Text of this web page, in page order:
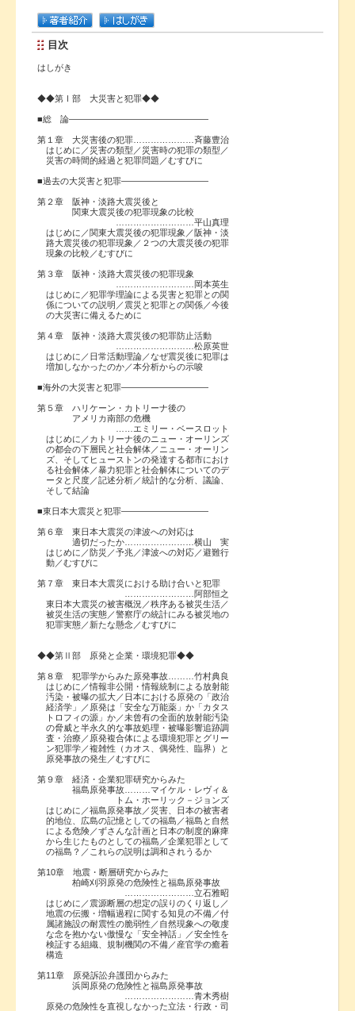
目次
はしがき
◆◆第Ⅰ部 大災害と犯罪◆◆
■総 論――――――――――――――――
第１章 大災害後の犯罪…………………斉藤豊治
はじめに／災害の類型／災害時の犯罪の類型／
災害の時間的経過と犯罪問題／むすびに
■過去の大災害と犯罪――――――――――
第２章 阪神・淡路大震災後と
関東大震災後の犯罪現象の比較
………………………平山真理
はじめに／関東大震災後の犯罪現象／阪神・淡
路大震災後の犯罪現象／２つの大震災後の犯罪
現象の比較／むすびに
第３章 阪神・淡路大震災後の犯罪現象
………………………岡本英生
はじめに／犯罪学理論による災害と犯罪との関
係についての説明／震災と犯罪との関係／今後
の大災害に備えるために
第４章 阪神・淡路大震災後の犯罪防止活動
………………………松原英世
はじめに／日常活動理論／なぜ震災後に犯罪は
増加しなかったのか／本分析からの示唆
■海外の大災害と犯罪――――――――――
第５章 ハリケーン・カトリーナ後の
アメリカ南部の危機
……エミリー・ベースロット
はじめに／カトリーナ後のニュー・オーリンズ
の都会の下層民と社会解体／ニュー・オーリン
ズ、そしてヒューストンの発達する都市におけ
る社会解体／暴力犯罪と社会解体についてのデ
ータと尺度／記述分析／統計的な分析、議論、
そして結論
■東日本大震災と犯罪――――――――――
第６章 東日本大震災の津波への対応は
適切だったか……………………横山 実
はじめに／防災／予兆／津波への対応／避難行
動／むすびに
第７章 東日本大震災における助け合いと犯罪
……………………阿部恒之
東日本大震災の被害概況／秩序ある被災生活／
被災生活の実態／警察庁の統計にみる被災地の
犯罪実態／新たな懸念／むすびに
◆◆第Ⅱ部 原発と企業・環境犯罪◆◆
第８章 犯罪学からみた原発事故………竹村典良
はじめに／情報非公開・情報統制による放射能
汚染・被曝の拡大／日本における原発の「政治
経済学」／原発は「安全な万能薬」か「カタス
トロフィの源」か／未曾有の全面的放射能汚染
の脅威と半永久的な事故処理・被曝影響追跡調
査・治療／原発複合体による環境犯罪とグリー
ン犯罪学／複雑性（カオス、偶発性、臨界）と
原発事故の発生／むすびに
第９章 経済・企業犯罪研究からみた
福島原発事故………マイケル・レヴィ＆
トム・ホーリック－ジョンズ
はじめに／福島原発事故／災害、日本の被害者
的地位、広島の記憶としての福島／福島と自然
による危険／ずさんな計画と日本の制度的麻痺
から生じたものとしての福島／企業犯罪として
の福島？／これらの説明は調和されうるか
第10章 地震・断層研究からみた
柏崎刈羽原発の危険性と福島原発事故
……………………立石雅昭
はじめに／震源断層の想定の誤りのくり返し／
地震の伝搬・増幅過程に関する知見の不備／付
属諸施設の耐震性の脆弱性／自然現象への敬虔
な念を抱かない傲慢な「安全神話」／安全性を
検証する組織、規制機関の不備／産官学の癒着
構造
第11章 原発訴訟弁護団からみた
浜岡原発の危険性と福島原発事故
……………………青木秀樹
原発の危険性を直視しなかった立法・行政・司